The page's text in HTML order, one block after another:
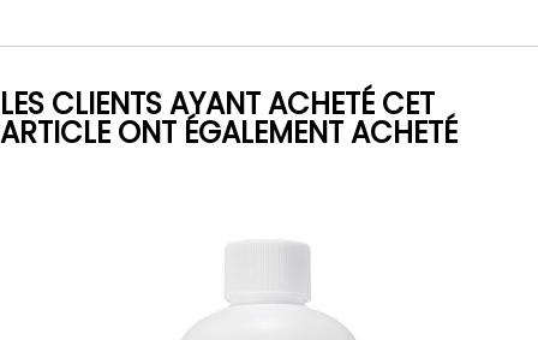
LES CLIENTS AYANT ACHETÉ CET
ARTICLE ONT ÉGALEMENT ACHETÉ